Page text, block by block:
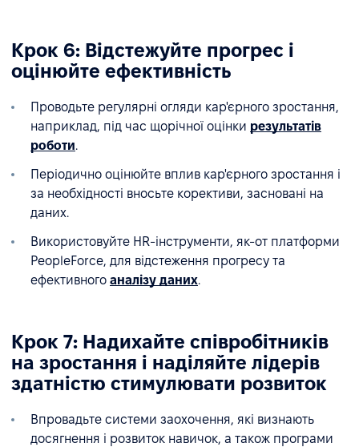
Крок 6: Відстежуйте прогрес і
оцінюйте ефективність
Проводьте регулярні огляди кар'єрного зростання,
наприклад, під час щорічної оцінки результатів
роботи.
Періодично оцінюйте вплив кар'єрного зростання і
за необхідності вносьте корективи, засновані на
даних.
Використовуйте HR-інструменти, як-от платформи
PeopleForce, для відстеження прогресу та
ефективного аналізу даних.
Крок 7: Надихайте співробітників
на зростання і наділяйте лідерів
здатністю стимулювати розвиток
Впровадьте системи заохочення, які визнають
досягнення і розвиток навичок, а також програми